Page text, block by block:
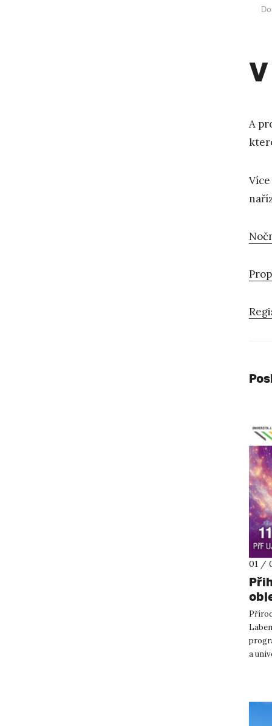
A
01 /
a